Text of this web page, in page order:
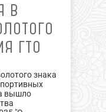
В
ГТО
знака
вышло